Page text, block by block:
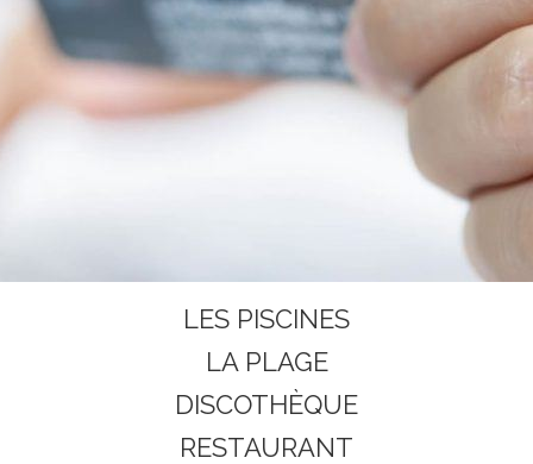
LES PISCINES
LA PLAGE
DISCOTHÈQUE
RESTAURANT